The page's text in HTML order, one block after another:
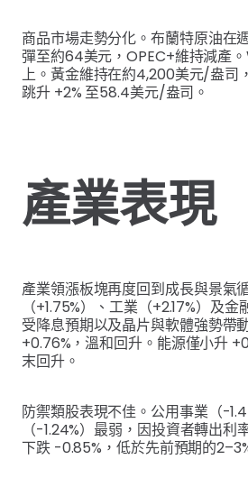
商品市場走勢分化。布蘭特原油在
彈至約64美元，OPEC+維持減產
上。黃金維持在約4,200美元/盎司
跳升 +2% 至58.4美元/盎司。
產業表現
產業領漲板塊再度回到成長與景氣
（+1.75%）、工業（+2.17%）及金
受降息預期以及晶片與軟體強勢帶
+0.76%，溫和回升。能源僅小升
末回升。
防禦類股表現不佳。公用事業（-
（-1.24%）最弱，因投資者轉出
下跌 -0.85%，低於先前預期的